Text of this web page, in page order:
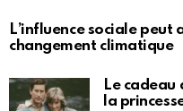
L’influence sociale
changement climatique
Le cadeau
la